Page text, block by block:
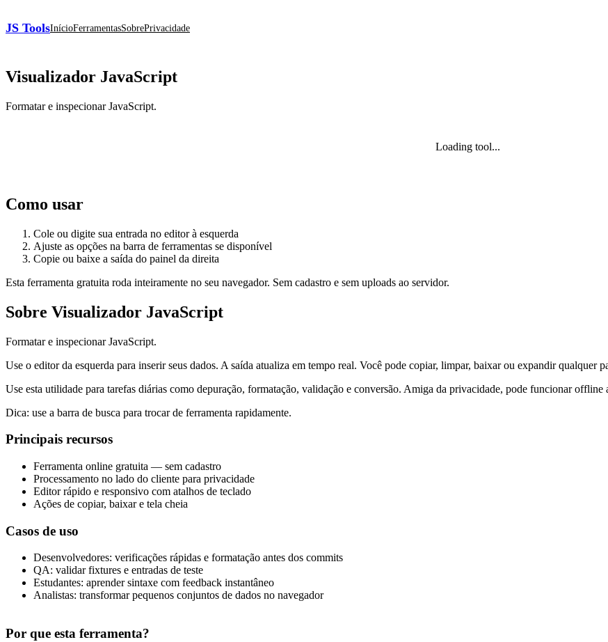
JS ToolsInícioFerramentasSobrePrivacidade
Visualizador JavaScript
Formatar e inspecionar JavaScript.
Loading tool...
Como usar
Cole ou digite sua entrada no editor à esquerda
Ajuste as opções na barra de ferramentas se disponível
Copie ou baixe a saída do painel da direita
Esta ferramenta gratuita roda inteiramente no seu navegador. Sem cadastro e sem uploads ao servidor.
Sobre Visualizador JavaScript
Formatar e inspecionar JavaScript.
Use o editor da esquerda para inserir seus dados. A saída atualiza em tempo real. Você pode copiar, limpar, baixar ou expandir qualquer
Use esta utilidade para tarefas diárias como depuração, formatação, validação e conversão. Amiga da privacidade, pode funcionar offline
Dica: use a barra de busca para trocar de ferramenta rapidamente.
Principais recursos
Ferramenta online gratuita — sem cadastro
Processamento no lado do cliente para privacidade
Editor rápido e responsivo com atalhos de teclado
Ações de copiar, baixar e tela cheia
Casos de uso
Desenvolvedores: verificações rápidas e formatação antes dos commits
QA: validar fixtures e entradas de teste
Estudantes: aprender sintaxe com feedback instantâneo
Analistas: transformar pequenos conjuntos de dados no navegador
Por que esta ferramenta?